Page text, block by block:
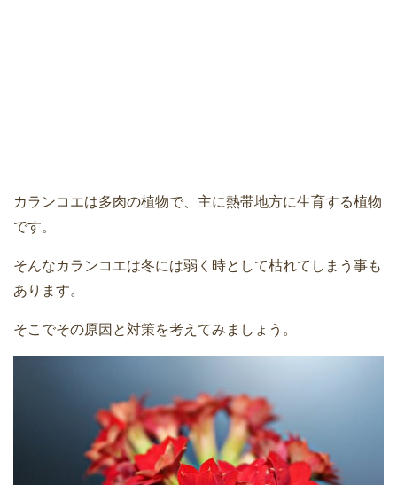
カランコエは多肉の植物で、主に熱帯地方に生育する植物
です。
そんなカランコエは冬には弱く時として枯れてしまう事も
あります。
そこでその原因と対策を考えてみましょう。